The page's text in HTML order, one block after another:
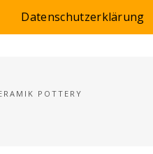
POTTERY
Datenschutzerklärung